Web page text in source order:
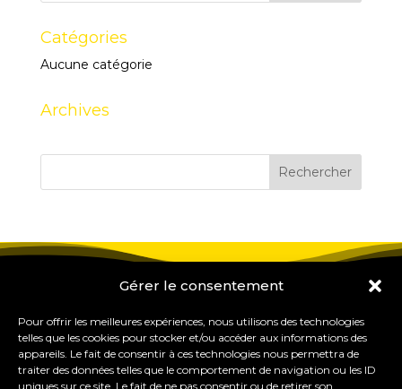
Gérer le consentement
Pour offrir les meilleures expériences, nous utilisons des technologies
telles que les cookies pour stocker et/ou accéder aux informations des
appareils. Le fait de consentir à ces technologies nous permettra de
traiter des données telles que le comportement de navigation ou les ID
uniques sur ce site. Le fait de ne pas consentir ou de retirer son
Catégories
Aucune catégorie
Archives